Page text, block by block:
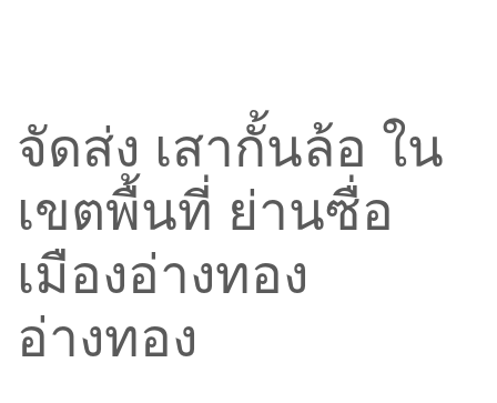
จัดส่ง เสากั้นล้อ ใน
เขตพื้นที่ ย่านซื่อ
เมืองอ่างทอง
อ่างทอง